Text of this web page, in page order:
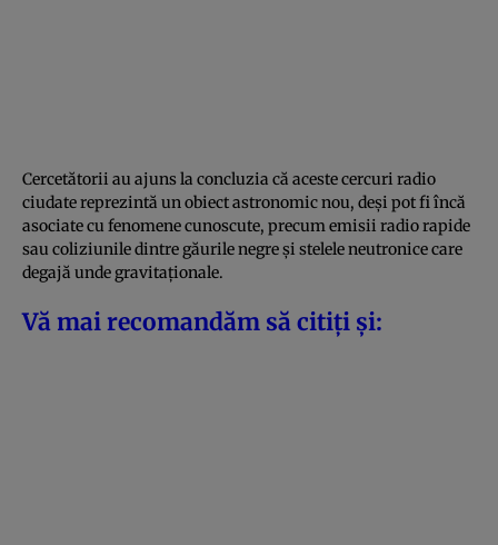
Cercetătorii au ajuns la concluzia că aceste cercuri radio
ciudate reprezintă un obiect astronomic nou, deși pot fi încă
asociate cu fenomene cunoscute, precum emisii radio rapide
sau coliziunile dintre găurile negre și stelele neutronice care
degajă unde gravitaționale.
Vă mai recomandăm să citiți și: